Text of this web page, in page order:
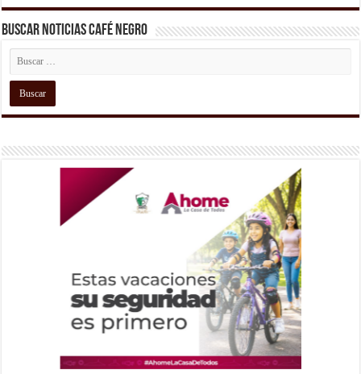
Buscar Noticias Café Negro